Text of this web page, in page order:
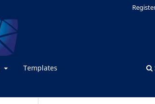
Templates